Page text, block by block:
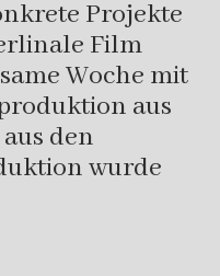
Projekte
Film
Woche mit
aus
den
wurde